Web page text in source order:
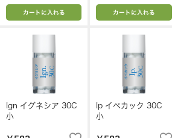
カートに入れる カートに入れる
Ign イグネシア 30C
小
Ip イペカック 30C
小